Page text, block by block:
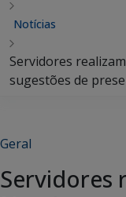
Notícias
Servidores
sugestões de
Geral
Servidores